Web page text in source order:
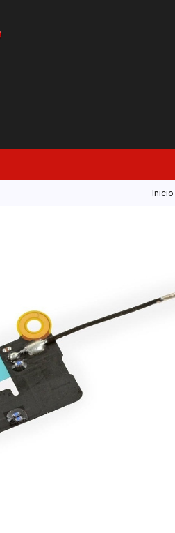
Inicio